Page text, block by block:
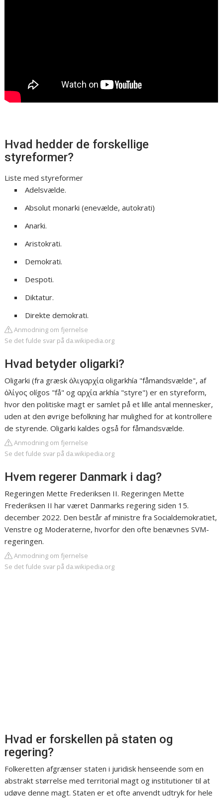
Hvad hedder de forskellige
styreformer?
Liste med styreformer
Adelsvælde.
Absolut monarki (enevælde, autokrati)
Anarki.
Aristokrati.
Demokrati.
Despoti.
Diktatur.
Direkte demokrati.
Anmodning om fjernelse
Se det fulde svar på da.wikipedia.org
Hvad betyder oligarki?
Oligarki (fra græsk ὀλιγαρχία oligarkhía "fåmandsvælde", af
ὀλίγος olígos "få" og αρχία arkhía "styre") er en styreform,
hvor den politiske magt er samlet på et lille antal mennesker,
uden at den øvrige befolkning har mulighed for at kontrollere
de styrende. Oligarki kaldes også for fåmandsvælde.
Anmodning om fjernelse
Se det fulde svar på da.wikipedia.org
Hvem regerer Danmark i dag?
Regeringen Mette Frederiksen II. Regeringen Mette
Frederiksen II har været Danmarks regering siden 15.
december 2022. Den består af ministre fra Socialdemokratiet,
Venstre og Moderaterne, hvorfor den ofte benævnes SVM-
regeringen.
Anmodning om fjernelse
Se det fulde svar på da.wikipedia.org
Hvad er forskellen på staten og
regering?
Folkeretten afgrænser staten i juridisk henseende som en
abstrakt størrelse med territorial magt og institutioner til at
udøve denne magt. Staten er et ofte anvendt udtryk for hele